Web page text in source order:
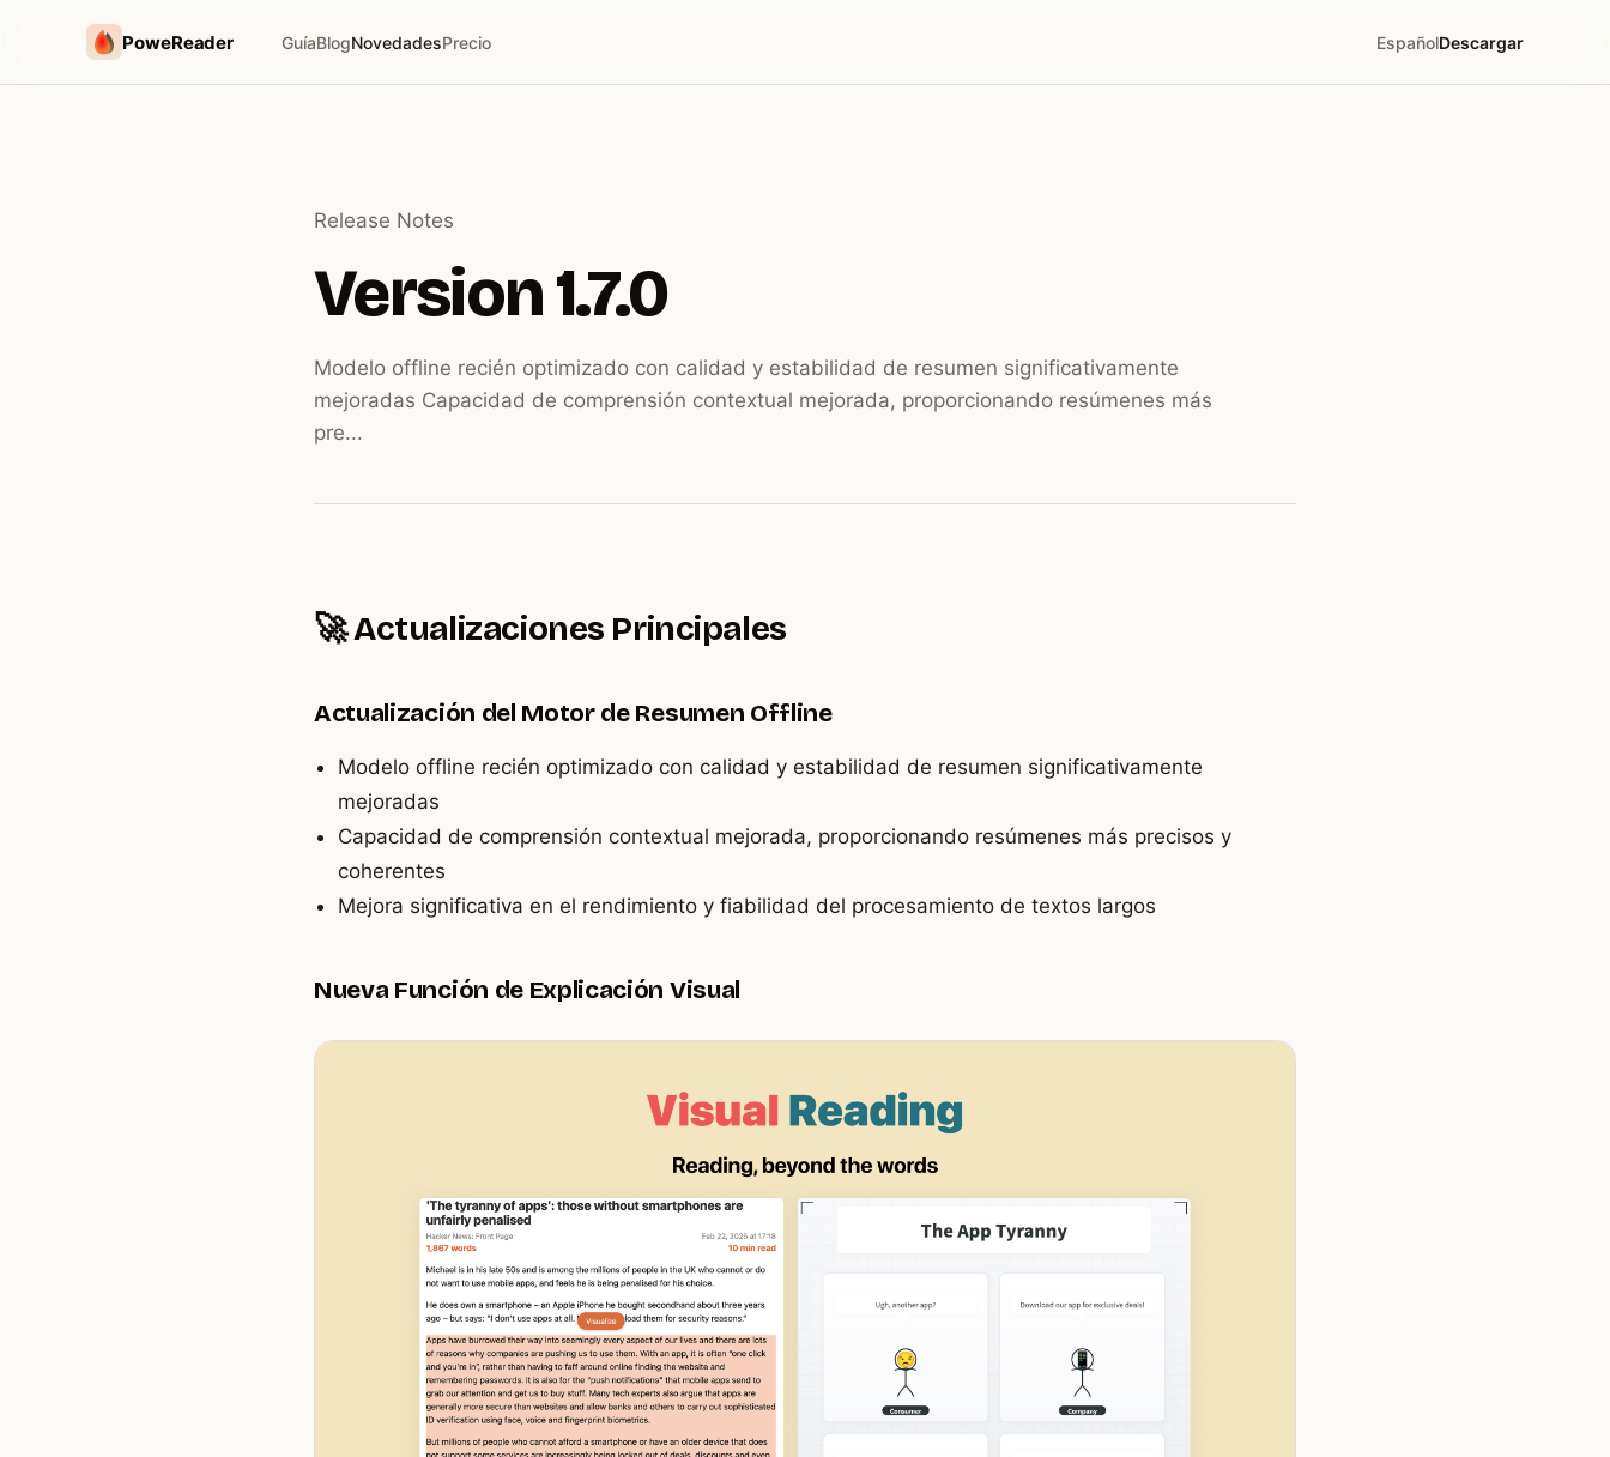
PoweReader GuíaBlogNovedadesPrecio EspañolDescargar
Release Notes
Version 1.7.0
Modelo offline recién optimizado con calidad y estabilidad de resumen significativamente
mejoradas Capacidad de comprensión contextual mejorada, proporcionando resúmenes más
pre...
🚀 Actualizaciones Principales
Actualización del Motor de Resumen Offline
Modelo offline recién optimizado con calidad y estabilidad de resumen significativamente
mejoradas
Capacidad de comprensión contextual mejorada, proporcionando resúmenes más precisos y
coherentes
Mejora significativa en el rendimiento y fiabilidad del procesamiento de textos largos
Nueva Función de Explicación Visual